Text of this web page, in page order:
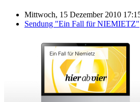
Mittwoch, 15 Dezember 2010
Sendung "Ein Fall für NIEMIETZ"